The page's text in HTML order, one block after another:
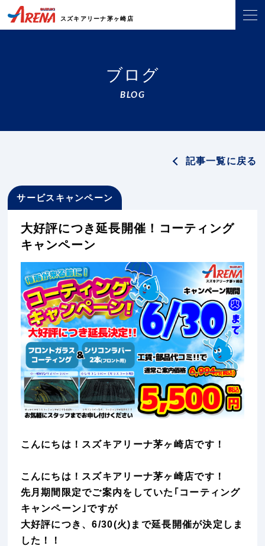
スズキアリーナ茅ヶ崎店
ブログ
BLOG
記事一覧に戻る
サービスキャンペーン
大好評につき延長開催！コーティング
キャンペーン
こんにちは！スズキアリーナ茅ヶ崎店です！
こんにちは！スズキアリーナ茅ヶ崎店です！
先月期間限定でご案内をしていた｢コーティング
キャンペーン｣ですが
大好評につき、6/30(火)まで延長開催が決定しま
した！！